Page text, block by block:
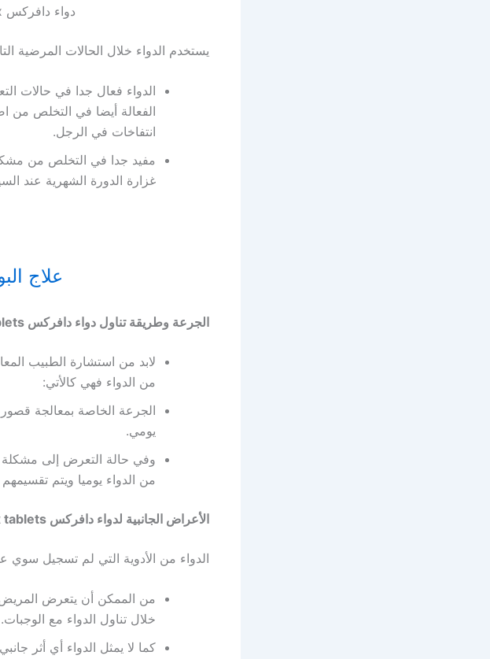
دواء دافركس Dafrex والجرعة المسموح بها
يستخدم الدواء خلال الحالات المرضية
الدواء فعال جدا في حالات
الفعالة أيضا في التخلص من
انتفاخات في الرجل.
مفيد جدا في التخلص من
غزارة الدورة الشهرية عند
علاج
الجرعة وطريقة تناول دواء دافركس
لابد من استشارة الطبيب
من الدواء فهي كالأتي:
الجرعة الخاصة بمعالجة قصور
يومي.
من الدواء يوميا ويتم
الأعراض الجانبية لدواء دافركس
الدواء من الأدوية التي لم تسجيل سوي
من الممكن أن يتعرض
خلال تناول الدواء مع الوجبات.
كما لا يمثل الدواء أي أثر